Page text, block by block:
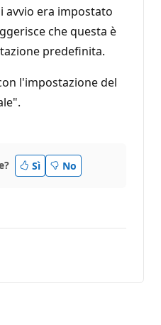
avvio era impostato
che questa è
predefinita.
l'impostazione del
Sì No